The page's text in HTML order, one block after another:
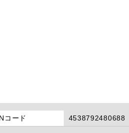
コード 4538792480688